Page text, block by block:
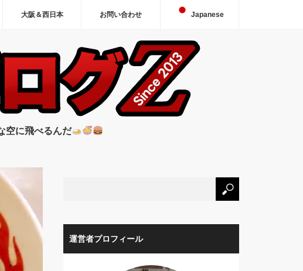
大阪＆西日本 お問い合わせ Japanese
空に飛べるんだ
運営者プロフィール